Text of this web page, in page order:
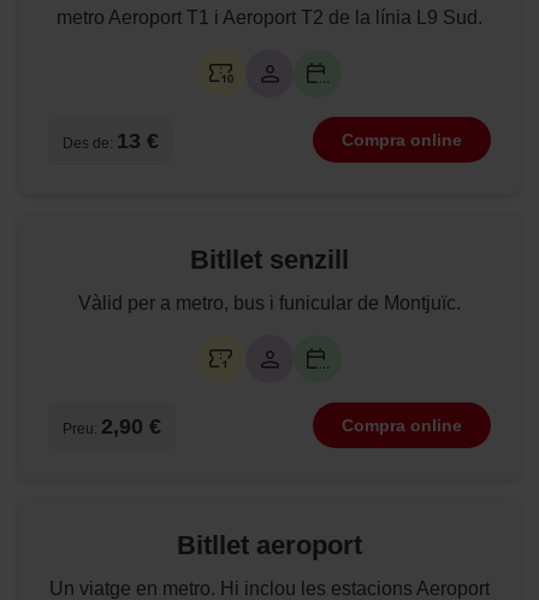
metro Aeroport T1 i Aeroport T2 de la línia L9 Sud.
Des de: 13 € Compra online
Bitllet senzill
Vàlid per a metro, bus i funicular de Montjuïc.
Preu: 2,90 € Compra online
Bitllet aeroport
Un viatge en metro. Hi inclou les estacions Aeroport